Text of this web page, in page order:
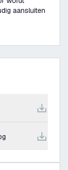
aansluiten